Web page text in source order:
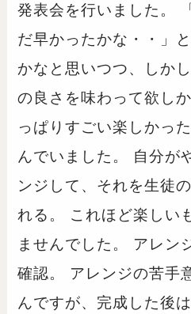
発表会を行いました。
だ早かったかな・・」
かなと思いつつ、しか
の良さを味わって欲し
っぱりすごい楽しかっ
んでいました。 自分が
ンジして、それを生徒
れる。 これほど楽しい
ませんでした。 アレン
確認。 アレンジの苦手
んですが、完成した後